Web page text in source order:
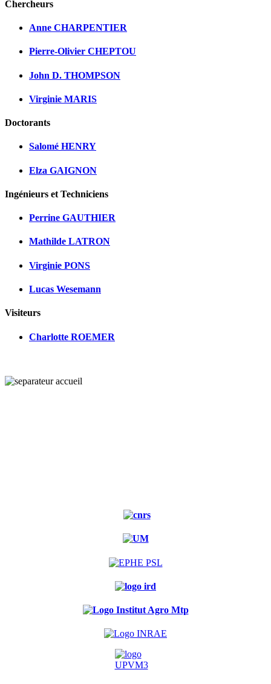
Chercheurs
Anne CHARPENTIER
Pierre-Olivier CHEPTOU
John D. THOMPSON
Virginie MARIS
Doctorants
Salomé HENRY
Elza GAIGNON
Ingénieurs et Techniciens
Perrine GAUTHIER
Mathilde LATRON
Virginie PONS
Lucas Wesemann
Visiteurs
Charlotte ROEMER